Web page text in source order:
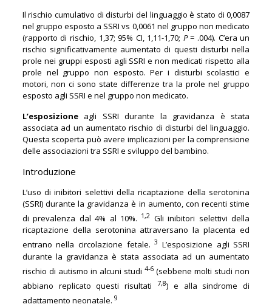
Il rischio cumulativo di disturbi del linguaggio è stato di 0,0087
nel gruppo esposto a SSRI vs 0,0061 nel gruppo non medicato
(rapporto di rischio, 1,37; 95% CI, 1,11-1,70; P= .004). C’era un
rischio significativamente aumentato di questi disturbi nella
prole nei gruppi esposti agli SSRI e non medicati rispetto alla
prole nel gruppo non esposto. Per i disturbi scolastici e
motori, non ci sono state differenze tra la prole nel gruppo
esposto agli SSRI e nel gruppo non medicato.
L’esposizioneagli SSRI durante la gravidanza è stata
associata ad un aumentato rischio di disturbi del linguaggio.
Questa scoperta può avere implicazioni per la comprensione
delle associazioni tra SSRI e sviluppo del bambino.
Introduzione
L’uso di inibitori selettivi della ricaptazione della serotonina
(SSRI) durante la gravidanza è in aumento, con recenti stime
di prevalenza dal 4% al 10%. 1,2 Gli inibitori selettivi della
ricaptazione della serotonina attraversano la placenta ed
entrano nella circolazione fetale.3 L’esposizione agli SSRI
durante la gravidanza è stata associata ad un aumentato
rischio di autismo in alcuni studi4-6 (sebbene molti studi non
abbiano replicato questi risultati 7,8) e alla sindrome di
adattamento neonatale. 9